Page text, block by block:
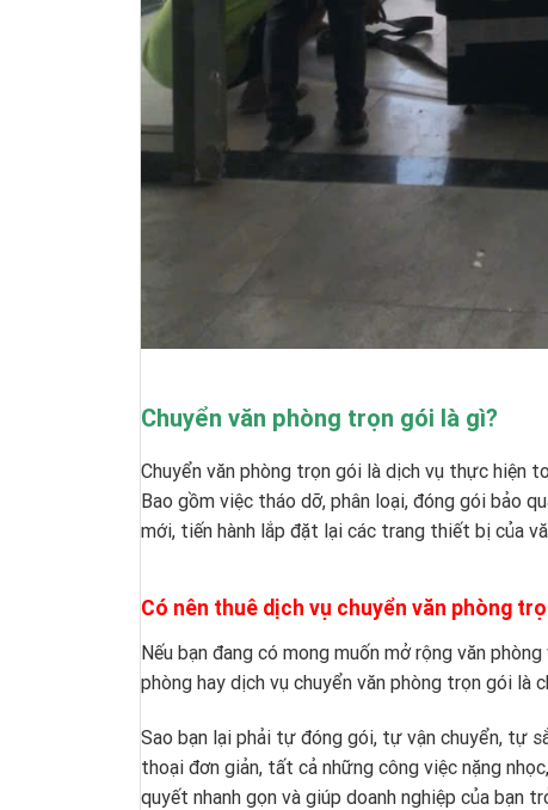
Chuyển văn phòng trọn gói là gì?
Chuyển văn phòng trọn gói là dịch vụ thực hiện
Bao gồm việc tháo dỡ, phân loại, đóng gói bảo
mới, tiến hành lắp đặt lại các trang thiết bị của
Có nên thuê dịch vụ chuyển văn phòng
Nếu bạn đang có mong muốn mở rộng văn
phòng hay dịch vụ chuyển văn phòng trọn gói là
Sao bạn lại phải tự đóng gói, tự vận chuyển, tự
thoại đơn giản, tất cả những công việc nặng
quyết nhanh gọn và giúp doanh nghiệp của bạn